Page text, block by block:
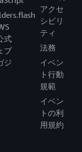
式
ブ
ジ
アクセ
シビリ
ティ
法務
イベン
ト行動
規範
イベン
トの利
用規約